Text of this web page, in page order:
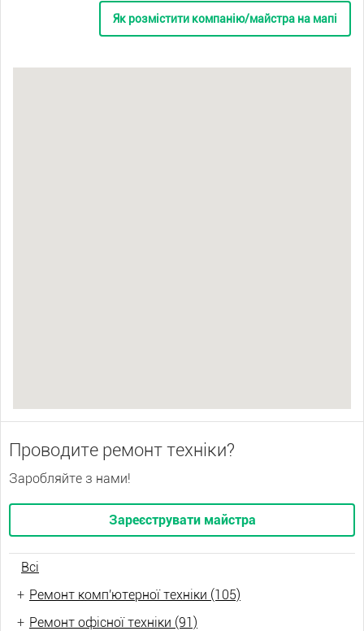
Як розмістити компанію/майстра на мапі
Проводите ремонт техніки?
Заробляйте з нами!
Зареєструвати майстра
Всі
+ Ремонт комп'ютерної техніки (105)
+ Ремонт офісної техніки (91)